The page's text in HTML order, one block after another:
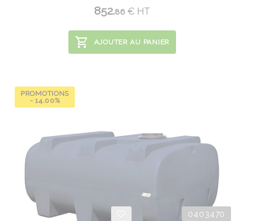
852.86 € HT
AJOUTER AU PANIER
PROMOTIONS
- 14.00%
0403470